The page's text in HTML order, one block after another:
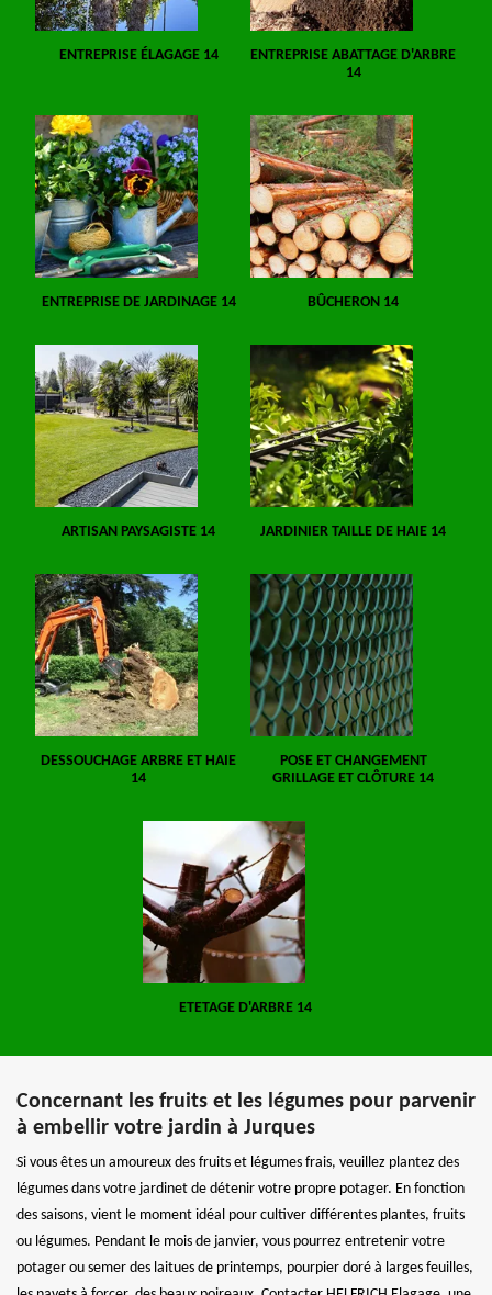
ENTREPRISE ÉLAGAGE 14
ENTREPRISE ABATTAGE D'ARBRE
14
ENTREPRISE DE JARDINAGE 14 BÛCHERON 14
ARTISAN PAYSAGISTE 14 JARDINIER TAILLE DE HAIE 14
DESSOUCHAGE ARBRE ET HAIE
14
POSE ET CHANGEMENT
GRILLAGE ET CLÔTURE 14
ETETAGE D'ARBRE 14
Concernant les fruits et les légumes pour parvenir
à embellir votre jardin à Jurques
Si vous êtes un amoureux des fruits et légumes frais, veuillez plantez des
légumes dans votre jardinet de détenir votre propre potager. En fonction
des saisons, vient le moment idéal pour cultiver différentes plantes, fruits
ou légumes. Pendant le mois de janvier, vous pourrez entretenir votre
potager ou semer des laitues de printemps, pourpier doré à larges feuilles,